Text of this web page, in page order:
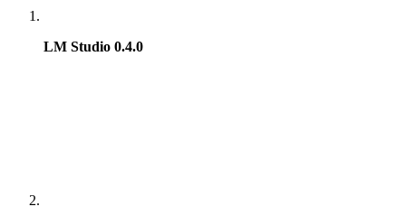
LM Studio 0.4.0